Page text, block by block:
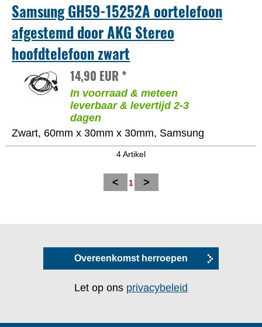
Samsung GH59-15252A oortelefoon
afgestemd door AKG Stereo
hoofdtelefoon zwart
14,90 EUR *
In voorraad & meteen
leverbaar & levertijd 2-3
dagen
Zwart, 60mm x 30mm x 30mm, Samsung
4 Artikel
< 1 >
Overeenkomst herroepen
Let op ons privacybeleid